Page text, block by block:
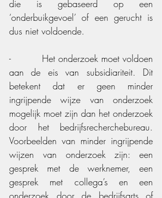
die is gebaseerd op een
‘onderbuikgevoel’ of een gerucht is
dus niet voldoende.
-          Het onderzoek moet voldoen
aan de eis van subsidiariteit. Dit
betekent dat er geen minder
ingrijpende wijze van onderzoek
mogelijk moet zijn dan het onderzoek
door het bedrijfsrecherchebureau.
Voorbeelden van minder ingrijpende
wijzen van onderzoek zijn: een
gesprek met de werknemer, een
gesprek met collega’s en een
onderzoek door de bedrijfsarts of